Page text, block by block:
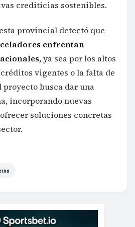
crediticias sostenibles.
provincial detectó que
celadores enfrentan
, ya sea por los altos
vigentes o la falta de
busca dar una
incorporando nuevas
soluciones concretas